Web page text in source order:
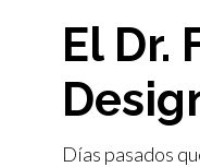
El Dr.
Días pasados